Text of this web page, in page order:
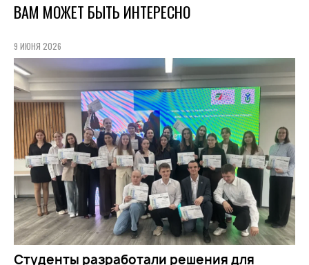
ВАМ МОЖЕТ БЫТЬ ИНТЕРЕСНО
9 ИЮНЯ 2026
Студенты разработали решения для